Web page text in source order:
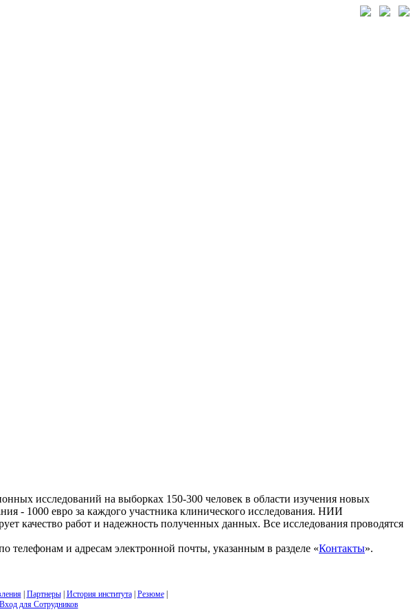
исследований на выборках 150-300 человек в области изучения новых
- 1000 евро за каждого участника клинического исследования. НИИ
качество работ и надежность полученных данных. Все исследования проводятся
телефонам и адресам электронной почты, указанным в разделе «Контакты».
| Партнеры| История института| Резюме|
Вход для Сотрудников